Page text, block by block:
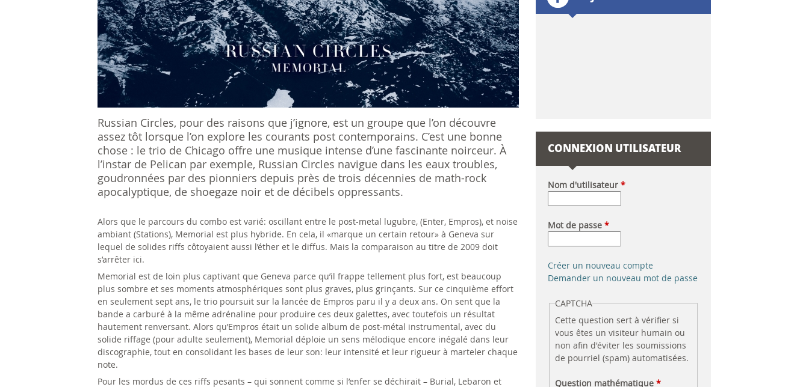
l
d
e
r
e
c
h
e
r
c
h
ê
t
e
s
i
c
i
Russian Circles, pour des raisons que j’ignore, est un groupe que l’on découvre
assez tôt lorsque l’on explore les courants post contemporains. C’est une bonne
chose : le trio de Chicago offre une musique intense d’une fascinante noirceur. À
l’instar de Pelican par exemple, Russian Circles navigue dans les eaux troubles,
goudronnées par des pionniers depuis près de trois décennies de math-rock
apocalyptique, de shoegaze noir et de décibels oppressants.
Alors que le parcours du combo est varié: oscillant entre le post-metal lugubre, (Enter, Empros), et noise
ambiant (Stations), Memorial est plus hybride. En cela, il «marque un certain retour» à Geneva sur
lequel de solides riffs côtoyaient aussi l’éther et le diffus. Mais la comparaison au titre de 2009 doit
s’arrêter ici.
Memorial est de loin plus captivant que Geneva parce qu’il frappe tellement plus fort, est beaucoup
plus sombre et ses moments atmosphériques sont plus graves, plus grinçants. Sur ce cinquième effort
en seulement sept ans, le trio poursuit sur la lancée de Empros paru il y a deux ans. On sent que la
bande a carburé à la même adrénaline pour produire ces deux galettes, avec toutefois un résultat
hautement renversant. Alors qu’Empros était un solide album de post-métal instrumental, avec du
solide riffage (pour adulte seulement), Memorial déploie un sens mélodique encore inégalé dans leur
discographie, tout en consolidant les bases de leur son: leur intensité et leur rigueur à marteler chaque
note.
Pour les mordus de ces riffs pesants – qui sonnent comme si l’enfer se déchirait – Burial, Lebaron et
CONNEXION UTILISATEUR
Nom d'utilisateur*
Mot de passe*
Créer un nouveau compte
Demander un nouveau mot de passe
CAPTCHA
Cette question sert à vérifier si
vous êtes un visiteur humain ou
non afin d'éviter les soumissions
de pourriel (spam) automatisées.
Question mathématique*